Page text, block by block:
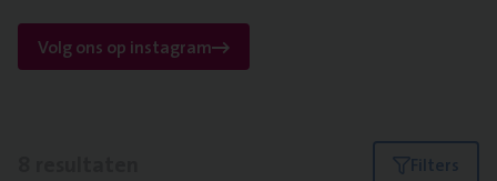
Volg ons op instagram
Filters